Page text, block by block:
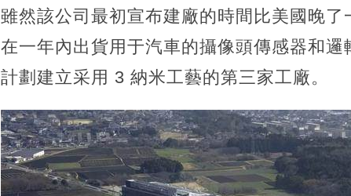
雖然該公司最初宣布建廠的時間比美國晚
在一年內出貨用于汽車的攝像頭傳感器和
計劃建立采用 3 納米工藝的第三家工廠。